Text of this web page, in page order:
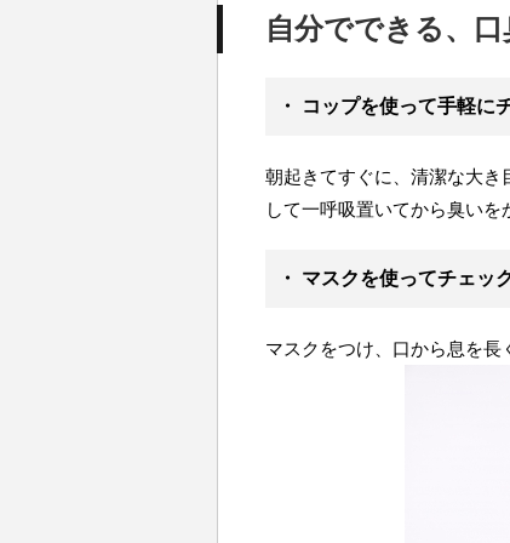
自分でできる、口
・ コップを使って手軽に
朝起きてすぐに、清潔な大き
して一呼吸置いてから臭いを
・ マスクを使ってチェッ
マスクをつけ、口から息を長